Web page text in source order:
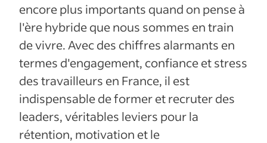
encore plus importants quand on pense à
l'ère hybride que nous sommes en train
de vivre. Avec des chiffres alarmants en
termes d'engagement, confiance et stress
des travailleurs en France, il est
indispensable de former et recruter des
leaders, véritables leviers pour la
rétention, motivation et le